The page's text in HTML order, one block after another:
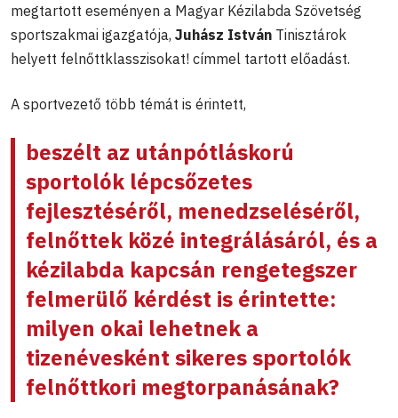
megtartott eseményen a Magyar Kézilabda Szövetség
sportszakmai igazgatója, Juhász István Tinisztárok
helyett felnőttklasszisokat! címmel tartott előadást.
A sportvezető több témát is érintett,
beszélt az utánpótláskorú
sportolók lépcsőzetes
fejlesztéséről, menedzseléséről,
felnőttek közé integrálásáról, és a
kézilabda kapcsán rengetegszer
felmerülő kérdést is érintette:
milyen okai lehetnek a
tizenévesként sikeres sportolók
felnőttkori megtorpanásának?